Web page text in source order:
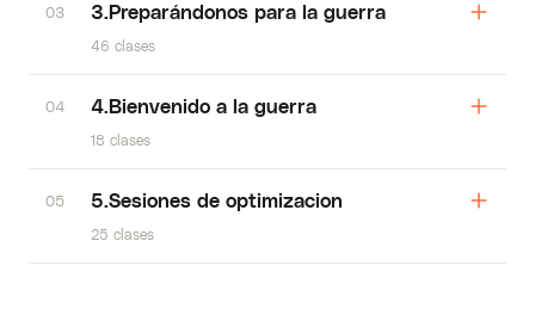
03 3.Preparándonos para la guerra
46 clases
04 4.Bienvenido a la guerra
18 clases
05 5.Sesiones de optimizacion
25 clases